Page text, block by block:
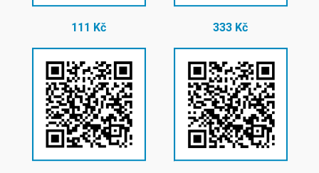
111 Kč 333 Kč